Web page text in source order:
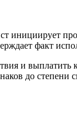
инициирует
факт
и выплатить
до